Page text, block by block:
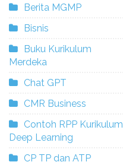
Berita MGMP
Bisnis
Buku Kurikulum
Merdeka
Chat GPT
CMR Business
Contoh RPP Kurikulum
Deep Learning
CP TP dan ATP